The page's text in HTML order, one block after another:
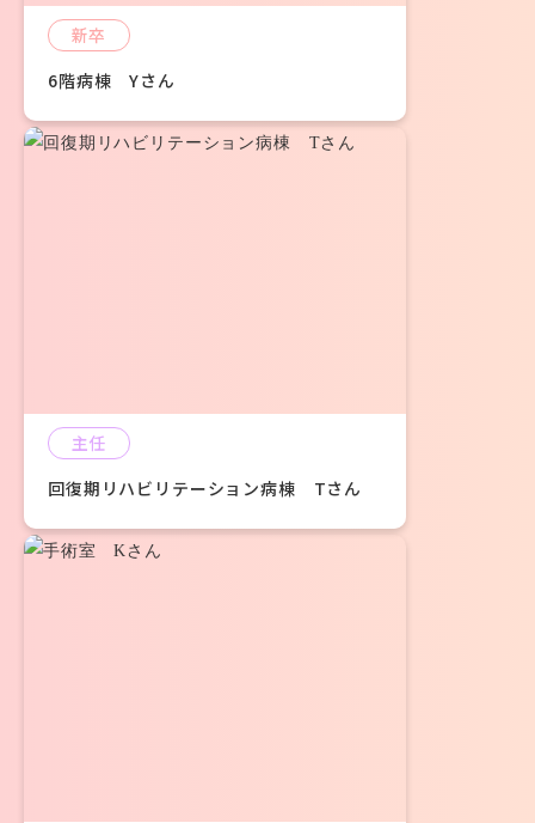
新卒
6階病棟 Yさん
主任
回復期リハビリテーション病棟 Tさん